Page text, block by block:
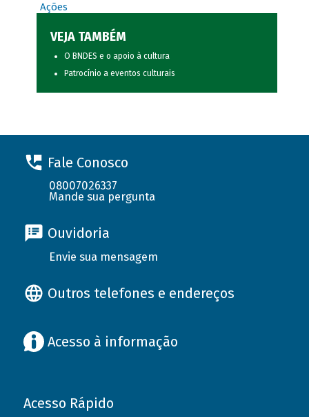
Ações
VEJA TAMBÉM
O BNDES e o apoio à cultura
Patrocínio a eventos culturais
Fale Conosco
08007026337
Mande sua pergunta
Ouvidoria
Envie sua mensagem
Outros telefones e endereços
Acesso à informação
Acesso Rápido